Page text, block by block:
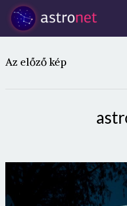
Az előző kép